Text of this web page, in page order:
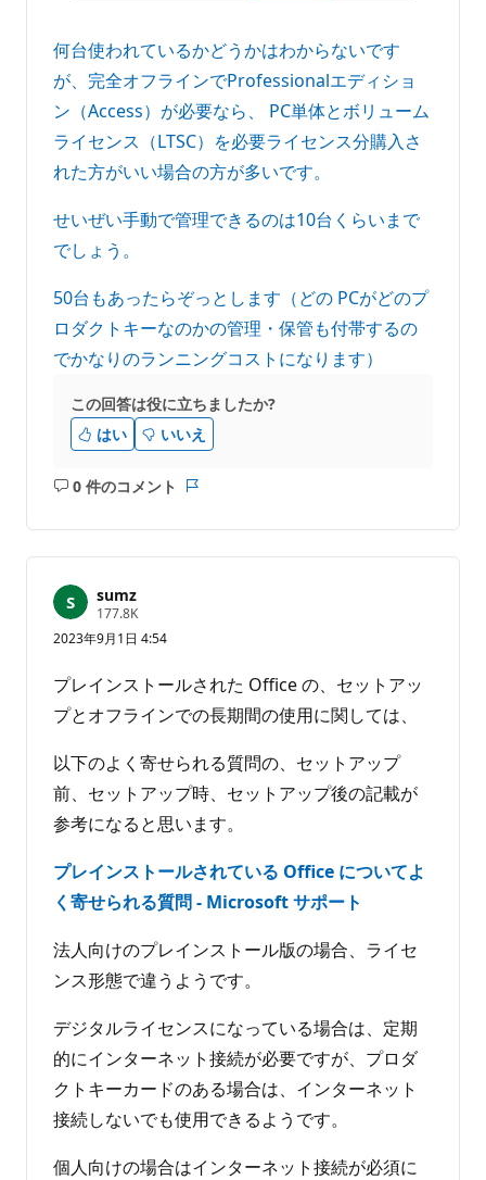
何台使われているかどうかはわからないです
が、完全オフラインでProfessionalエディショ
ン（Access）が必要なら、 PC単体とボリューム
ライセンス（LTSC）を必要ライセンス分購入さ
れた方がいい場合の方が多いです。
せいぜい手動で管理できるのは10台くらいまで
でしょう。
50台もあったらぞっとします（どの PCがどのプ
ロダクトキーなのかの管理・保管も付帯するの
でかなりのランニングコストになります）
この回答は役に立ちましたか?
はい
いいえ
0 件のコメント
コ
ト
あ
り
せ
ト
sumz
177.8K評
の
イ
ン
ト
2023年9月1日 4:54
プレインストールされた Office の、セットアッ
プとオフラインでの長期間の使用に関しては、
以下のよく寄せられる質問の、セットアップ
前、セットアップ時、セットアップ後の記載が
参考になると思います。
プレインストールされている Office についてよ
く寄せられる質問 - Microsoft サポート
法人向けのプレインストール版の場合、ライセ
ンス形態で違うようです。
デジタルライセンスになっている場合は、定期
的にインターネット接続が必要ですが、プロダ
クトキーカードのある場合は、インターネット
接続しないでも使用できるようです。
個人向けの場合はインターネット接続が必須に